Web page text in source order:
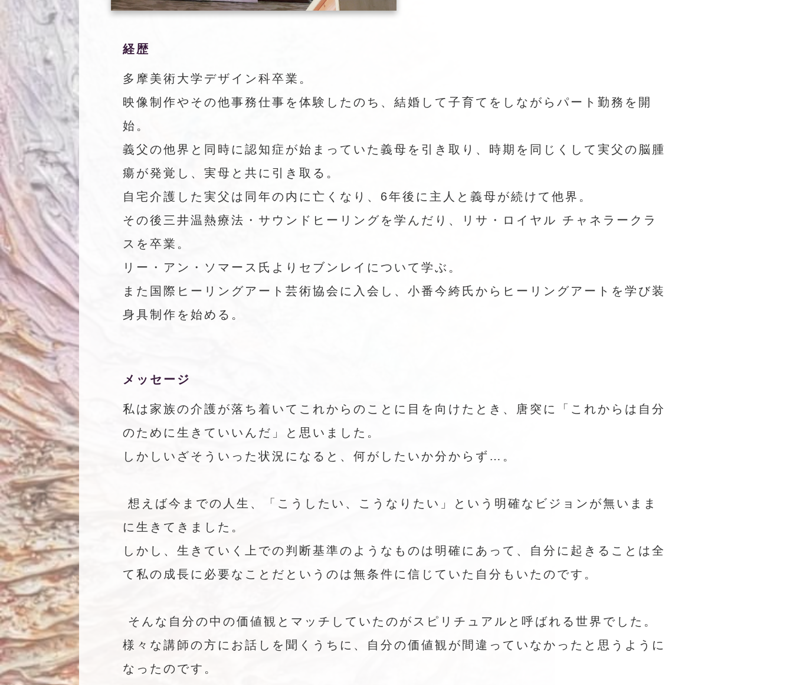
経歴
多摩美術大学デザイン科卒業。
映像制作やその他事務仕事を体験したのち、結婚して子育てをしながらパート勤務を開
始。
義父の他界と同時に認知症が始まっていた義母を引き取り、時期を同じくして実父の脳腫
瘍が発覚し、実母と共に引き取る。
自宅介護した実父は同年の内に亡くなり、6年後に主人と義母が続けて他界。
その後三井温熱療法・サウンドヒーリングを学んだり、リサ・ロイヤル チャネラークラ
スを卒業。
リー・アン・ソマース氏よりセブンレイについて学ぶ。
また国際ヒーリングアート芸術協会に入会し、小番今絝氏からヒーリングアートを学び装
身具制作を始める。
メッセージ
私は家族の介護が落ち着いてこれからのことに目を向けたとき、唐突に「これからは自分
のために生きていいんだ」と思いました。
しかしいざそういった状況になると、何がしたいか分からず…。
想えば今までの人生、「こうしたい、こうなりたい」という明確なビジョンが無いまま
に生きてきました。
しかし、生きていく上での判断基準のようなものは明確にあって、自分に起きることは全
て私の成長に必要なことだというのは無条件に信じていた自分もいたのです。
そんな自分の中の価値観とマッチしていたのがスピリチュアルと呼ばれる世界でした。
様々な講師の方にお話しを聞くうちに、自分の価値観が間違っていなかったと思うように
なったのです。